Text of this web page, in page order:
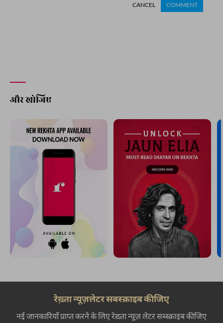
CANCEL COMMENT
और खोजिए
रेख़्ता न्यूज़लेटर सबस्क्राइब कीजिए
नई जानकारियाँ प्राप्त करने के लिए रेख़्ता न्यूज़ लेटर सब्स्क्राइब कीजिए